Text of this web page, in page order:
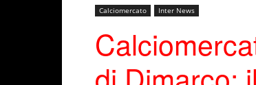
Calciomercato Inter News